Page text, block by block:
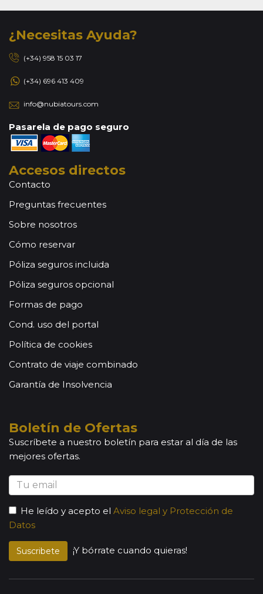
¿Necesitas Ayuda?
(+34) 958 15 03 17
(+34) 696 413 409
info@nubiatours.com
Pasarela de pago seguro
Accesos directos
Contacto
Preguntas frecuentes
Sobre nosotros
Cómo reservar
Póliza seguros incluida
Póliza seguros opcional
Formas de pago
Cond. uso del portal
Política de cookies
Contrato de viaje combinado
Garantía de Insolvencia
Boletín de Ofertas
Suscríbete a nuestro boletín para estar al día de las
mejores ofertas.
He leído y acepto el Aviso legal y Protección de
Datos
Suscribete ¡Y bórrate cuando quieras!